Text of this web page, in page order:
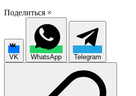
Поделиться ×
VK WhatsApp Telegram